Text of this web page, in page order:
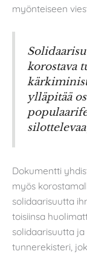
myönteiseen
korostava
ylläpitää
Dokumentti
myös
solidaarisuutta
toisiinsa
solidaarisuutta
tunnerekisteri,